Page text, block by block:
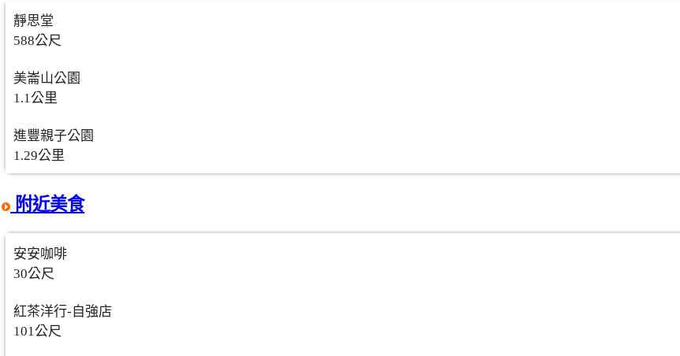
靜思堂
588公尺
美崙山公園
1.1公里
進豐親子公園
1.29公里
附近美食
安安咖啡
30公尺
紅茶洋行-自強店
101公尺